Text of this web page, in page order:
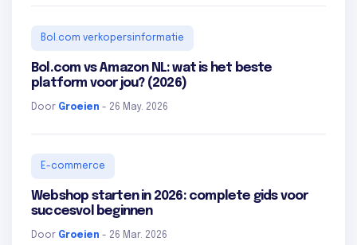
Bol.com verkopersinformatie
Bol.com vs Amazon NL: wat is het beste
platform voor jou? (2026)
Door Groeien - 26 May. 2026
E-commerce
Webshop starten in 2026: complete gids voor
succesvol beginnen
Door Groeien - 26 Mar. 2026